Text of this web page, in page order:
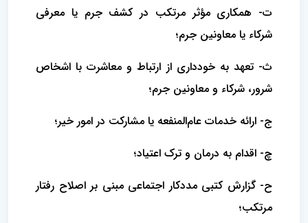
ت- همکاری مؤثر مرتکب در کشف جرم یا معرفی
شرکاء یا معاونین جرم؛
ث- تعهد به خودداری از ارتباط و معاشرت با اشخاص
شرور، شرکاء و معاونین جرم؛
ج- ارائه خدمات عام‌المنفعه یا مشارکت در امور خیر؛
چ- اقدام به درمان و ترک اعتیاد؛
ح- گزارش کتبی مددکار اجتماعی مبنی بر اصلاح رفتار
مرتکب؛